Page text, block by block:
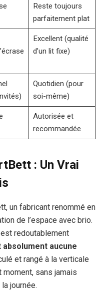
Reste toujours
parfaitement plat
Excellent (qualité
d’un lit fixe)
Quotidien (pour
soi-même)
Autorisée et
recommandée
: Un Vrai
un fabricant renommé en
de l’espace avec brio.
redoutablement
aucune
et rangé à la verticale
moment, sans jamais
journée.